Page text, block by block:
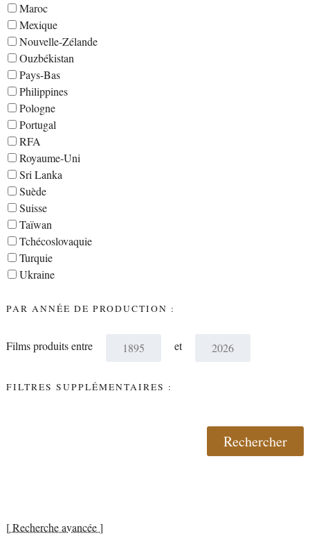
Maroc
Mexique
Nouvelle-Zélande
Ouzbékistan
Pays-Bas
Philippines
Pologne
Portugal
RFA
Royaume-Uni
Sri Lanka
Suède
Suisse
Taïwan
Tchécoslovaquie
Turquie
Ukraine
PAR ANNÉE DE PRODUCTION :
Films produits entre et
FILTRES SUPPLÉMENTAIRES :
[ Recherche avancée ]